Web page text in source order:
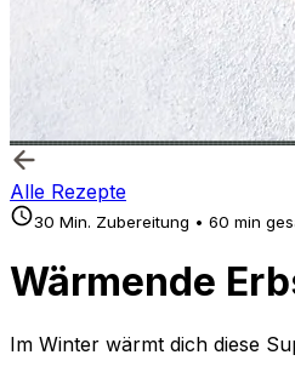
Alle Rezepte
30 Min. Zubereitung • 60 min
Wärmende
Im Winter wärmt dich diese